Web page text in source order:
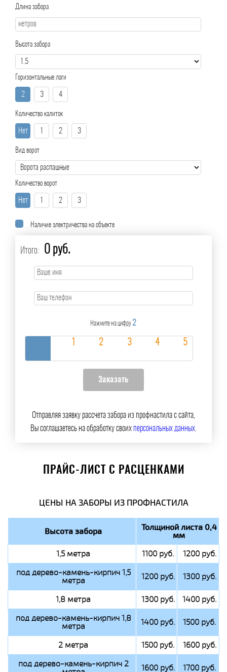
Длина забора
Высота забора
Горизонтальные лаги
2 3 4
Количество калиток
Нет 2 3
Вид ворот
Количество ворот
Нет 2 3
Наличие электричества на объекте
Итого: 0 руб.
Нажмите на цифру 2
Отправляя заявку рассчета забора из профнастила с сайта,
Вы соглашаетесь на обработку своихперсональных данных.
ПРАЙС-ЛИСТ С РАСЦЕНКАМИ
ЦЕНЫ НА ЗАБОРЫ ИЗ ПРОФНАСТИЛА
Высота забора Толщиной листа 0,4
мм
1,5 метра 1100 руб.
1200 руб.
под дерево-камень-кирпич 1,5
метра 1200 руб. 1300 руб.
1,8 метра 1300 руб.
1400 руб.
под дерево-камень-кирпич 1,8
метра 1400 руб. 1500 руб.
2 метра 1500 руб.
1600 руб.
под дерево-камень-кирпич 2
1600 руб. 1700 руб.